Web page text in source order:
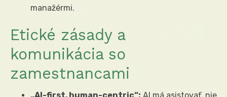
manažérmi.
Etické zásady a
komunikácia so
zamestnancami
„AI-first, human-centric“: AI má asistovať, nie